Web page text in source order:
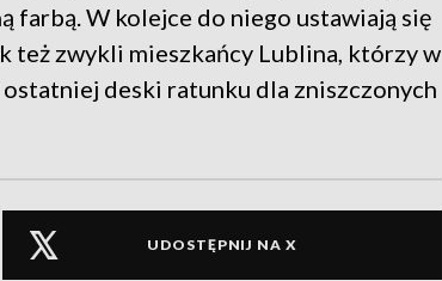
farbą. W kolejce do niego ustawiają się
też zwykli mieszkańcy Lublina, którzy w
deski ratunku dla zniszczonych
UDOSTĘPNIJ NA X